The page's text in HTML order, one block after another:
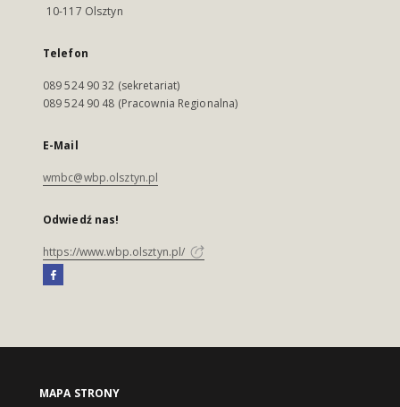
10-117 Olsztyn
Telefon
089 524 90 32 (sekretariat)
089 524 90 48 (Pracownia Regionalna)
E-Mail
wmbc@wbp.olsztyn.pl
Odwiedź nas!
https://www.wbp.olsztyn.pl/
MAPA STRONY